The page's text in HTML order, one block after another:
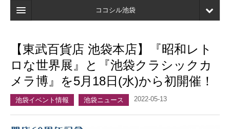
ココシル池袋
検索
店舗・施設最新情報
口コミ
マイページ
【東武百貨店 池袋本店】『昭和レト
ロな世界展』と『池袋クラシックカ
メラ博』を5月18日(水)から初開催！
池袋イベント情報 池袋ニュース 2022-05-13